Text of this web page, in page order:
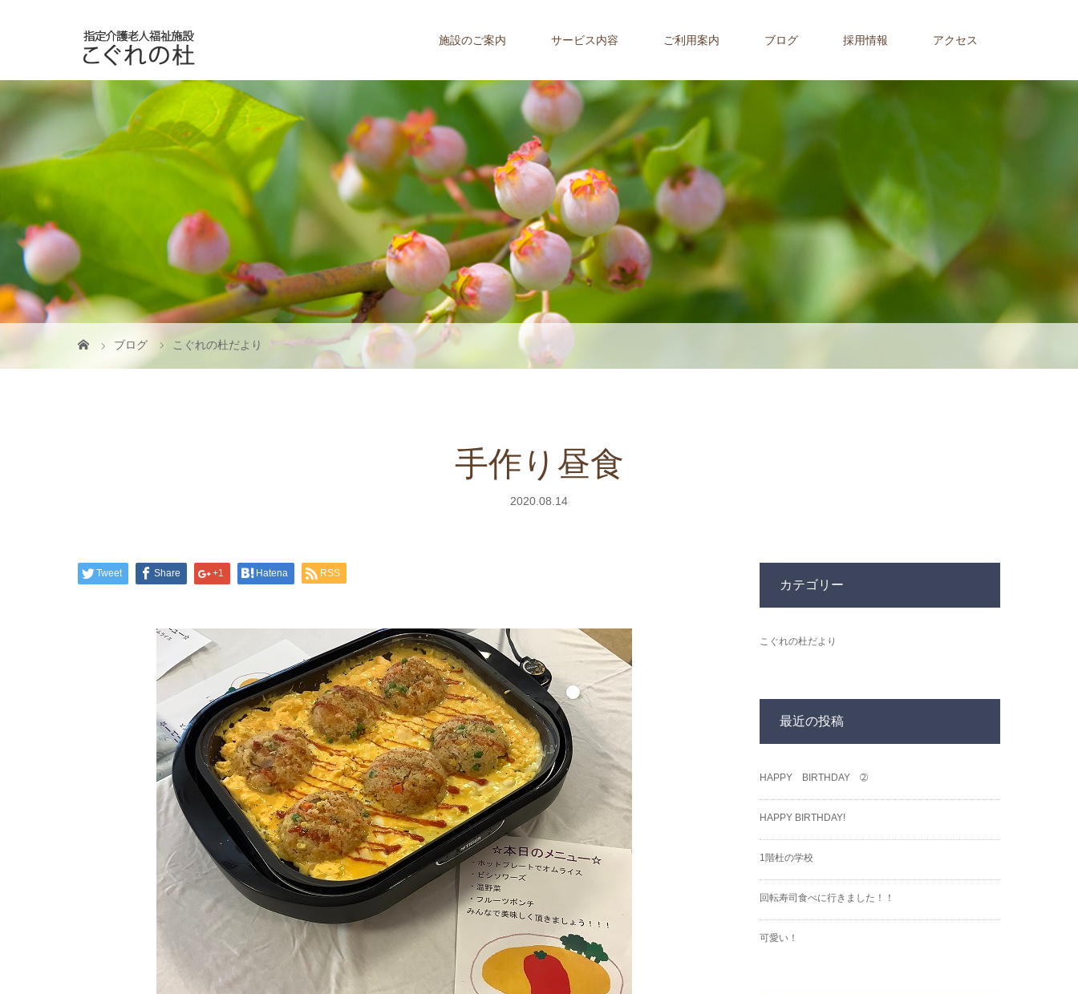
施設のご案内 サービス内容 ご利用案内 ブログ 採用情報 アクセス
ブログ こぐれの杜だより
手作り昼食
2020.08.14
Tweet Share +1 Hatena RSS
カテゴリー
こぐれの杜だより
最近の投稿
HAPPY BIRTHDAY ➁
HAPPY BIRTHDAY!
1階杜の学校
回転寿司食べに行きました！！
可愛い！